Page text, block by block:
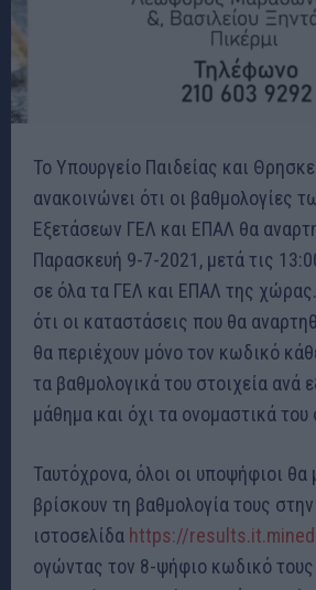
Το Υπουργείο Παιδείας και
ανακοινώνει ότι οι βαθμολογίες
Εξετάσεων ΓΕΛ και ΕΠΑΛ θα
Παρασκευή 9-7-2021, μετά τις
σε όλα τα ΓΕΛ και ΕΠΑΛ της χώρας.
ότι οι καταστάσεις που θα
θα περιέχουν μόνο τον κωδικό
τα βαθμολογικά του στοιχεία ανά
μάθημα και όχι τα ονομαστικά του
Ταυτόχρονα, όλοι οι υποψήφιοι θα
βρίσκουν τη βαθμολογία τους στην
ιστοσελίδα https://
ογώντας τον 8-ψήφιο κωδικό τους